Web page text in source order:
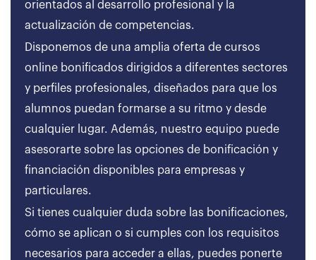
orientados al desarrollo profesional y la
actualización de competencias.
Disponemos de una amplia oferta de cursos
online bonificados dirigidos a diferentes sectores
y perfiles profesionales, diseñados para que los
alumnos puedan formarse a su ritmo y desde
cualquier lugar. Además, nuestro equipo puede
asesorarte sobre las opciones de bonificación y
financiación disponibles para empresas y
particulares.
Si tienes cualquier duda sobre las bonificaciones,
cómo se aplican o si cumples con los requisitos
necesarios para acceder a ellas, puedes ponerte